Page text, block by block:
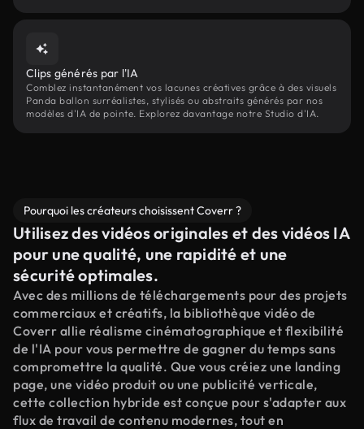
Clips générés par l'IA
Comblez instantanément vos lacunes créatives grâce à des visuels
Panda ballon surréalistes, stylisés ou abstraits générés par nos
modèles d'IA de pointe. Explorez davantage notre Studio d'IA.
Pourquoi les créateurs choisissent Coverr ?
Utilisez des vidéos originales et des vidéos IA
pour une qualité, une rapidité et une
sécurité optimales.
Avec des millions de téléchargements pour des projets
commerciaux et créatifs, la bibliothèque vidéo de
Coverr allie réalisme cinématographique et flexibilité
de l'IA pour vous permettre de gagner du temps sans
compromettre la qualité. Que vous créiez une landing
page, une vidéo produit ou une publicité verticale,
cette collection hybride est conçue pour s'adapter aux
flux de travail de contenu modernes, tout en